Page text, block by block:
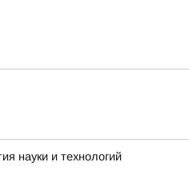
науки и технологий